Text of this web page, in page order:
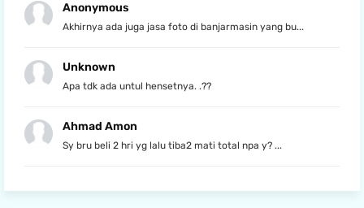
Anonymous
Akhirnya ada juga jasa foto di banjarmasin yang bu...
Unknown
Apa tdk ada untul hensetnya. .??
Ahmad Amon
Sy bru beli 2 hri yg lalu tiba2 mati total npa y? ...